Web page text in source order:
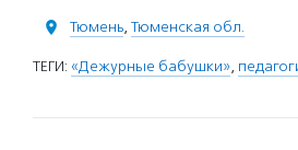
Тюмень, Тюменская обл.
ТЕГИ: «Дежурные бабушки»,